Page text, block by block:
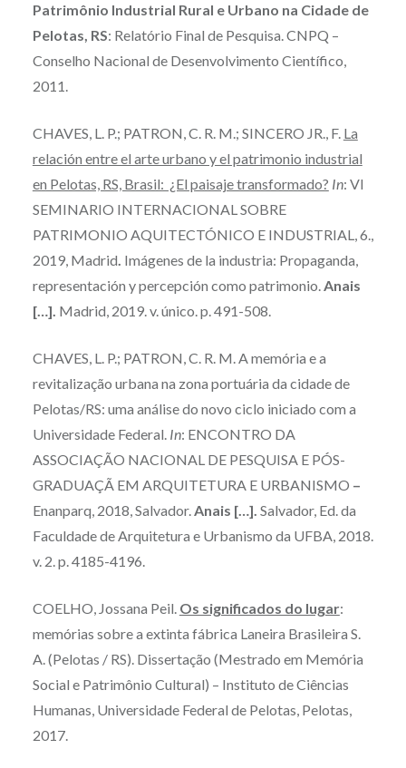
Patrimônio Industrial Rural e Urbano na Cidade de
Pelotas, RS: Relatório Final de Pesquisa. CNPQ –
Conselho Nacional de Desenvolvimento Científico,
2011.
CHAVES, L. P.; PATRON, C. R. M.; SINCERO JR., F. La
relación entre el arte urbano y el patrimonio industrial
en Pelotas, RS, Brasil: ¿El paisaje transformado? In: VI
SEMINARIO INTERNACIONAL SOBRE
PATRIMONIO AQUITECTÓNICO E INDUSTRIAL, 6.,
2019, Madrid. Imágenes de la industria: Propaganda,
representación y percepción como patrimonio.Anais
[…]. Madrid, 2019. v. único. p. 491-508.
CHAVES, L. P.; PATRON, C. R. M. A memória e a
revitalização urbana na zona portuária da cidade de
Pelotas/RS: uma análise do novo ciclo iniciado com a
Universidade Federal. In: ENCONTRO DA
ASSOCIAÇÃO NACIONAL DE PESQUISA E PÓS-
GRADUAÇÃ EM ARQUITETURA E URBANISMO –
Enanparq, 2018, Salvador.Anais […]. Salvador, Ed. da
Faculdade de Arquitetura e Urbanismo da UFBA, 2018.
v. 2. p. 4185-4196.
COELHO, Jossana Peil. Os significados do lugar:
memórias sobre a extinta fábrica Laneira Brasileira S.
A. (Pelotas / RS). Dissertação (Mestrado em Memória
Social e Patrimônio Cultural) – Instituto de Ciências
Humanas, Universidade Federal de Pelotas, Pelotas,
2017.